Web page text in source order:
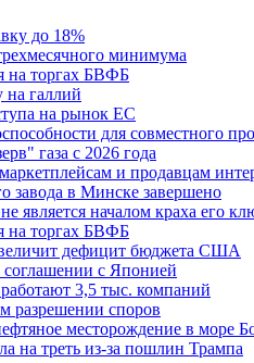
до 18%
минимума
на торгах БВФБ
на галлий
на рынок ЕС
для совместного
газа с 2026 года
и продавцам
завода в Минске завершено
является началом краха его
на торгах БВФБ
дефицит бюджета США
с Японией
3,5 тыс. компаний
споров
месторождение в море
на треть из-за пошлин Трампа